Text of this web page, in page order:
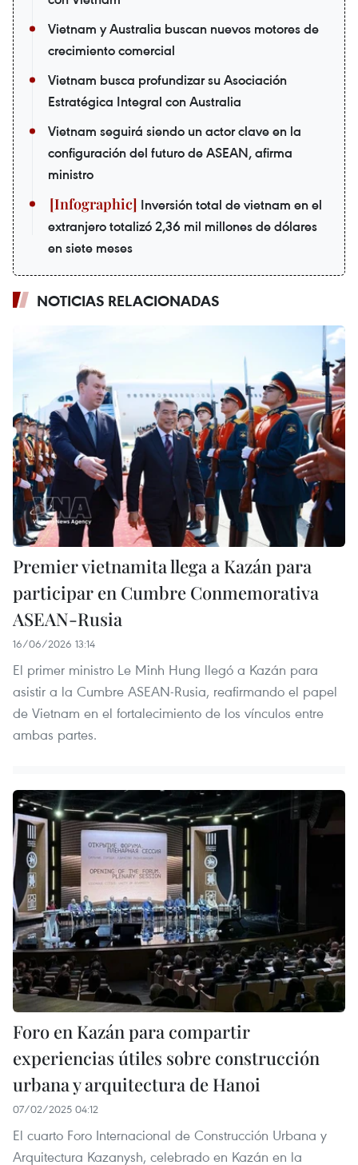
Vietnam y Australia buscan nuevos motores de
crecimiento comercial
Vietnam busca profundizar su Asociación
Estratégica Integral con Australia
Vietnam seguirá siendo un actor clave en la
configuración del futuro de ASEAN, afirma
ministro
Inversión total de vietnam en el
extranjero totalizó 2,36 mil millones de dólares
en siete meses
NOTICIAS RELACIONADAS
Premier vietnamita llega a Kazán para
participar en Cumbre Conmemorativa
ASEAN-Rusia
16/06/2026 13:14
El primer ministro Le Minh Hung llegó a Kazán para
asistir a la Cumbre ASEAN-Rusia, reafirmando el papel
de Vietnam en el fortalecimiento de los vínculos entre
ambas partes.
Foro en Kazán para compartir
experiencias útiles sobre construcción
urbana y arquitectura de Hanoi
07/02/2025 04:12
El cuarto Foro Internacional de Construcción Urbana y
Arquitectura Kazanysh, celebrado en Kazán en la